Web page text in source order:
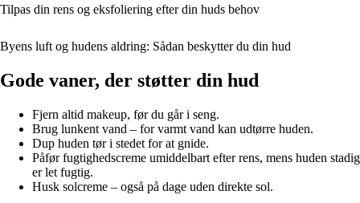
Tilpas din rens og eksfoliering efter din huds behov
Byens luft og hudens aldring: Sådan beskytter du din hud
Gode vaner, der støtter din hud
Fjern altid makeup, før du går i seng.
Brug lunkent vand – for varmt vand kan udtørre huden.
Dup huden tør i stedet for at gnide.
Påfør fugtighedscreme umiddelbart efter rens, mens huden stadig
er let fugtig.
Husk solcreme – også på dage uden direkte sol.